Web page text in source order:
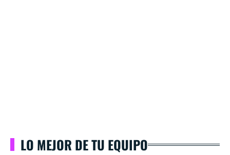
LO MEJOR DE TU EQUIPO